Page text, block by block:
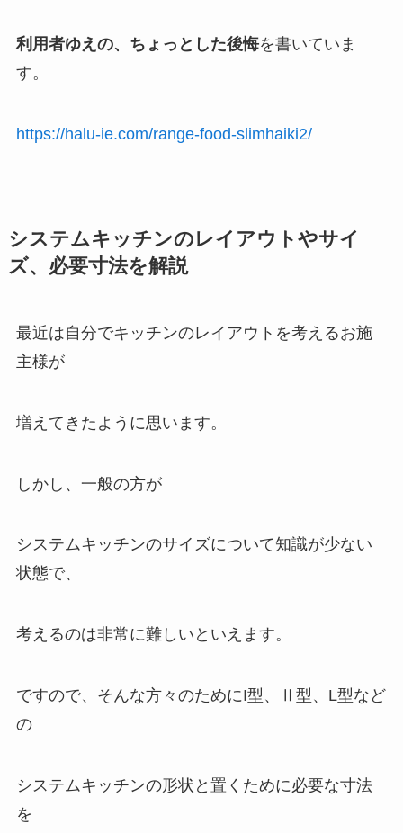
利用者ゆえの、ちょっとした後悔を書いていま
す。
https://halu-ie.com/range-food-slimhaiki2/
システムキッチンのレイアウトやサイ
ズ、必要寸法を解説
最近は自分でキッチンのレイアウトを考えるお施
主様が
増えてきたように思います。
しかし、一般の方が
システムキッチンのサイズについて知識が少ない
状態で、
考えるのは非常に難しいといえます。
ですので、そんな方々のためにI型、Ⅱ型、L型など
の
システムキッチンの形状と置くために必要な寸法
を